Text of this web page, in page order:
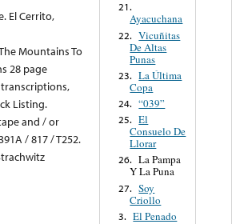
El Cerrito,
Mountains To
28 page
Listing.
and / or
/ 817 / T252.
21.
Ayacuchana
22. Vicuñitas
De Altas
Punas
23. La Última
Copa
24. “039”
25. El
Consuelo De
Llorar
26. La Pampa
Y La Puna
27. Soy
Criollo
3. El Penado